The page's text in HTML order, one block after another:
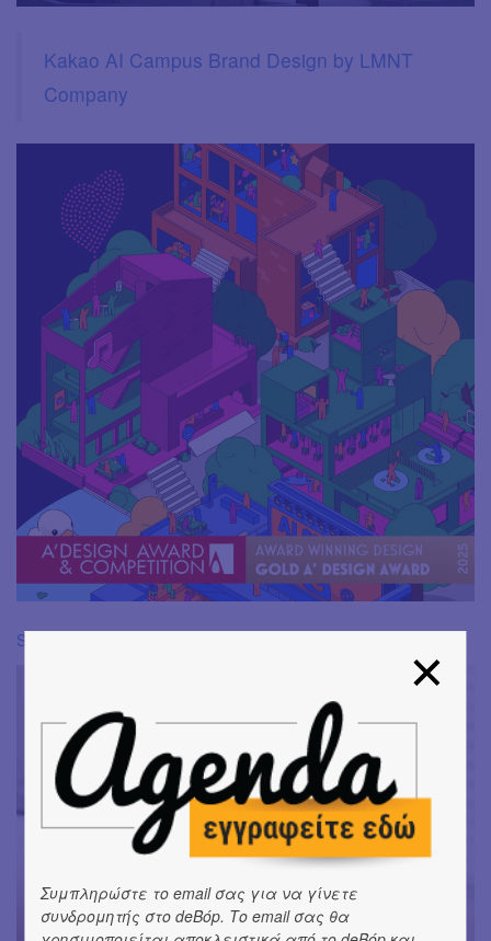
Kakao AI Campus Brand Design by LMNT
Company
Sphere Vase by Nicolas Woll
Συμπληρώστε το email σας για να γίνετε
συνδρομητής στο deBόp. Το email σας θα